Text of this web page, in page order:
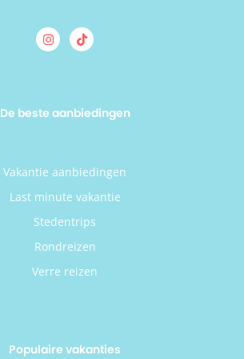
De beste aanbiedingen
Vakantie aanbiedingen
Last minute vakantie
Stedentrips
Rondreizen
Verre reizen
Populaire vakanties